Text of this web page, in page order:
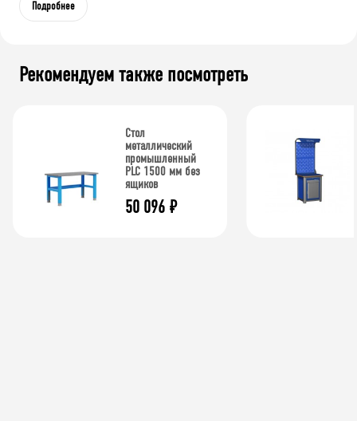
Подробнее
Рекомендуем также посмотреть
Стол
металлический
промышленный
PLC 1500 мм без
ящиков
50 096 ₽